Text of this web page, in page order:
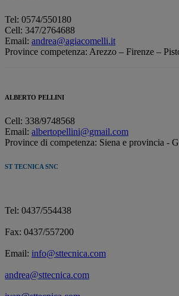
Tel: 0574/550180
Cell: 347/2764688
Email: andrea@agiacomelli.it
Province competenza: Arezzo – Firenze –
ALBERTO PELLINI
Cell: 338/9748568
Email: albertopellini@gmail.com
Province di competenza: Siena e provincia -
ST TECNICA SNC
Tel: 0437/554438
Fax: 0437/557200
Email: info@sttecnica.com
andrea@sttecnica.com